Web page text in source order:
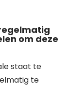
om deze
staat te
te